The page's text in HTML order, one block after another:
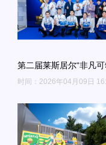
第二届莱斯居尔“非凡
时间：2026年04月09日